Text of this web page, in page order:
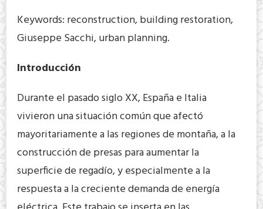
Keywords: reconstruction, building restoration,
Giuseppe Sacchi, urban planning.
Introducción
Durante el pasado siglo XX, España e Italia
vivieron una situación común que afectó
mayoritariamente a las regiones de montaña, a la
construcción de presas para aumentar la
superficie de regadío, y especialmente a la
respuesta a la creciente demanda de energía